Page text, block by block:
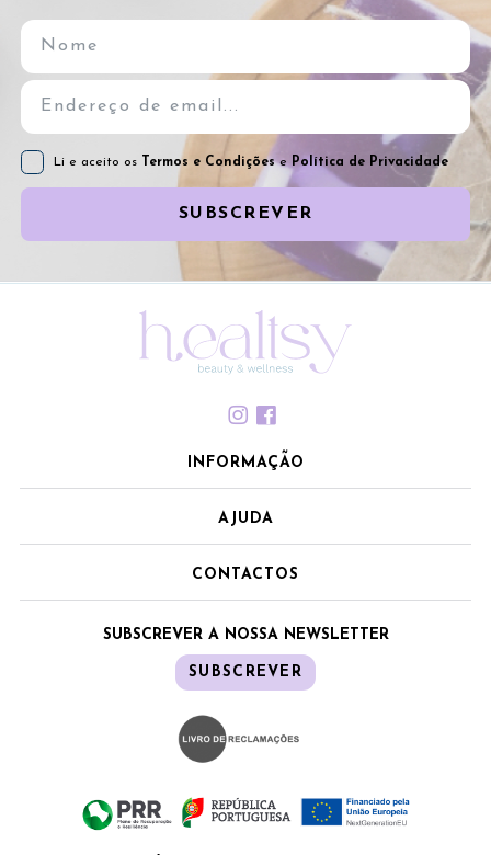
Li e aceito os Termos e Condiçõese Política de Privacidade
SUBSCREVER
INFORMAÇÃO
AJUDA
CONTACTOS
SUBSCREVER A NOSSA NEWSLETTER
SUBSCREVER